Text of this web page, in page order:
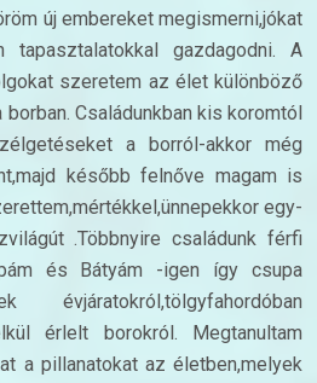
új embereket megismerni,jókat
gazdagodni. A
szeretem az élet különböző
Családunkban kis koromtól
a borról-akkor még
később felnőve magam is
egy-
.Többnyire családunk férfi
és Bátyám -igen így csupa
évjáratokról,tölgyfahordóban
érlelt borokról. Megtanultam
a pillanatokat az életben,melyek